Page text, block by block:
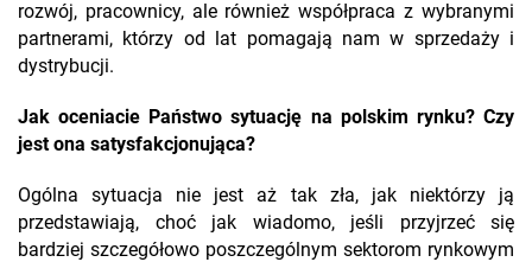
rozwój, pracownicy, ale również współpraca z wybranymi
partnerami, którzy od lat pomagają nam w sprzedaży i
dystrybucji.
Jak oceniacie Państwo sytuację na polskim rynku? Czy
jest ona satysfakcjonująca?
Ogólna sytuacja nie jest aż tak zła, jak niektórzy ją
przedstawiają, choć jak wiadomo, jeśli przyjrzeć się
bardziej szczegółowo poszczególnym sektorom rynkowym